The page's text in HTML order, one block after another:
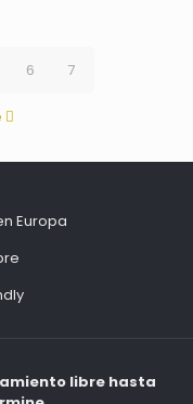
6 7
Europa
libre hasta